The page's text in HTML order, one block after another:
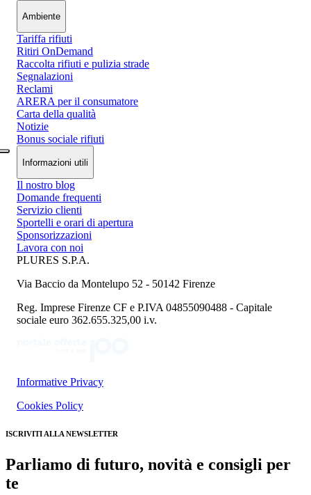
Ambiente
Tariffa rifiuti
Ritiri OnDemand
Raccolta rifiuti e pulizia strade
Segnalazioni
Reclami
ARERA per il consumatore
Carta della qualità
Notizie
Bonus sociale rifiuti
Informazioni utili
Il nostro blog
Domande frequenti
Servizio clienti
Sportelli e orari di apertura
Sponsorizzazioni
Lavora con noi
PLURES S.P.A.
Via Baccio da Montelupo 52 - 50142 Firenze
Reg. Imprese Firenze CF e P.IVA 04855090488 - Capitale
sociale euro 362.655.325,00 i.v.
Informative Privacy
Cookies Policy
ISCRIVITI ALLA NEWSLETTER
Parliamo di futuro, novità e consigli per
te